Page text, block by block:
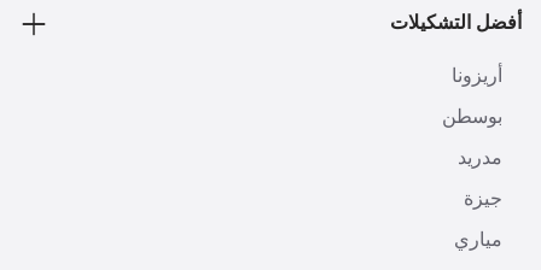
أفضل التشكيلات
أريزونا
بوسطن
مدريد
جيزة
مياري